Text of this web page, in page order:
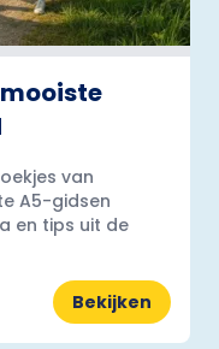
van
A5-gidsen
en tips uit de
Bekijken